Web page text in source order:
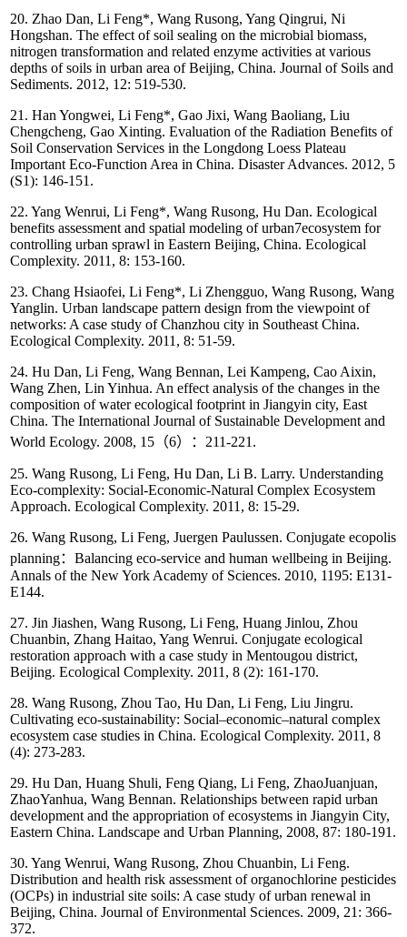
20. Zhao Dan, Li Feng*, Wang Rusong, Yang Qingrui, Ni
Hongshan. The effect of soil sealing on the microbial biomass,
nitrogen transformation and related enzyme activities at various
depths of soils in urban area of Beijing, China. Journal of Soils and
Sediments. 2012, 12: 519-530.
21. Han Yongwei, Li Feng*, Gao Jixi, Wang Baoliang, Liu
Chengcheng, Gao Xinting. Evaluation of the Radiation Benefits of
Soil Conservation Services in the Longdong Loess Plateau
Important Eco-Function Area in China. Disaster Advances. 2012, 5
(S1): 146-151.
22. Yang Wenrui, Li Feng*, Wang Rusong, Hu Dan. Ecological
benefits assessment and spatial modeling of urban7ecosystem for
controlling urban sprawl in Eastern Beijing, China. Ecological
Complexity. 2011, 8: 153-160.
23. Chang Hsiaofei, Li Feng*, Li Zhengguo, Wang Rusong, Wang
Yanglin. Urban landscape pattern design from the viewpoint of
networks: A case study of Chanzhou city in Southeast China.
Ecological Complexity. 2011, 8: 51-59.
24. Hu Dan, Li Feng, Wang Bennan, Lei Kampeng, Cao Aixin,
Wang Zhen, Lin Yinhua. An effect analysis of the changes in the
composition of water ecological footprint in Jiangyin city, East
China. The International Journal of Sustainable Development and
World Ecology. 2008, 15（6）：211-221.
25. Wang Rusong, Li Feng, Hu Dan, Li B. Larry. Understanding
Eco-complexity: Social-Economic-Natural Complex Ecosystem
Approach. Ecological Complexity. 2011, 8: 15-29.
26. Wang Rusong, Li Feng, Juergen Paulussen. Conjugate ecopolis
planning：Balancing eco-service and human wellbeing in Beijing.
Annals of the New York Academy of Sciences. 2010, 1195: E131-
E144.
27. Jin Jiashen, Wang Rusong, Li Feng, Huang Jinlou, Zhou
Chuanbin, Zhang Haitao, Yang Wenrui. Conjugate ecological
restoration approach with a case study in Mentougou district,
Beijing. Ecological Complexity. 2011, 8 (2): 161-170.
28. Wang Rusong, Zhou Tao, Hu Dan, Li Feng, Liu Jingru.
Cultivating eco-sustainability: Social–economic–natural complex
ecosystem case studies in China. Ecological Complexity. 2011, 8
(4): 273-283.
29. Hu Dan, Huang Shuli, Feng Qiang, Li Feng, ZhaoJuanjuan,
ZhaoYanhua, Wang Bennan. Relationships between rapid urban
development and the appropriation of ecosystems in Jiangyin City,
Eastern China. Landscape and Urban Planning, 2008, 87: 180-191.
30. Yang Wenrui, Wang Rusong, Zhou Chuanbin, Li Feng.
Distribution and health risk assessment of organochlorine pesticides
(OCPs) in industrial site soils: A case study of urban renewal in
Beijing, China. Journal of Environmental Sciences. 2009, 21: 366-
372.